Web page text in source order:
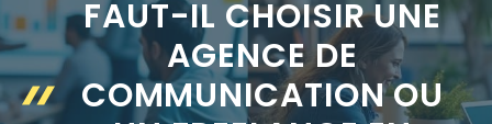
FAUT-IL CHOISIR UNE
AGENCE DE
COMMUNICATION OU